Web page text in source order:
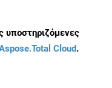
υποστηριζόμενες
Cloud.